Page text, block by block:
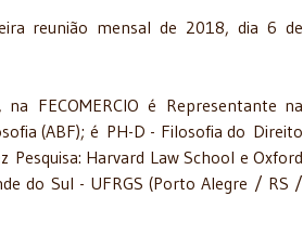
reunião mensal de 2018, dia 6 de
na FECOMERCIO é Representante na
(ABF); é PH-D - Filosofia do Direito
Pesquisa: Harvard Law School e Oxford
do Sul - UFRGS (Porto Alegre / RS /